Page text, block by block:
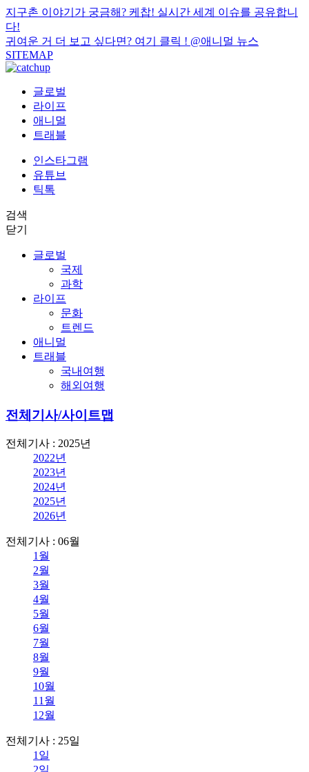
지구촌 이야기가 궁금해? 케찹! 실시간 세계 이슈를 공유합니
다!
귀여운 거 더 보고 싶다면? 여기 클릭 ! @애니멀 뉴스
SITEMAP
글로벌
라이프
애니멀
트래블
인스타그램
유튜브
틱톡
검색
닫기
글로벌
국제
과학
라이프
문화
트렌드
애니멀
트래블
국내여행
해외여행
전체기사/사이트맵
전체기사 : 2025년
2022년
2023년
2024년
2025년
2026년
전체기사 : 06월
1월
2월
3월
4월
5월
6월
7월
8월
9월
10월
11월
12월
전체기사 : 25일
1일